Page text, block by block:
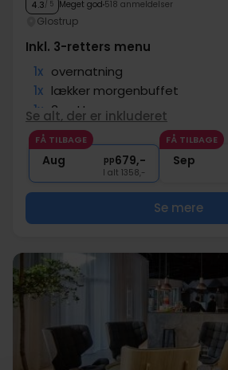
4.3/ 5 Meget god 518 anmeldelser
Glostrup
Inkl. 3-retters menu
1x overnatning
1x lækker morgenbuffet
1x 3-retters menu
∞ Gratis parkering ved hotellet
∞ Gratis wifi
Se alt, der er inkluderet
FÅ TILBAGE
Aug pp679,-
I alt 1358,-
FÅ TILBAGE
Sep
Se mere